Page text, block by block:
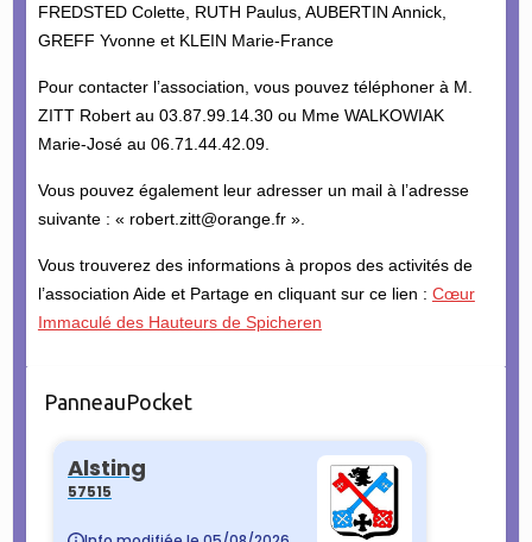
FREDSTED Colette, RUTH Paulus, AUBERTIN Annick,
GREFF Yvonne et KLEIN Marie-France
Pour contacter l’association, vous pouvez téléphoner à M.
ZITT Robert au 03.87.99.14.30 ou Mme WALKOWIAK
Marie-José au 06.71.44.42.09.
Vous pouvez également leur adresser un mail à l’adresse
suivante : « robert.zitt@orange.fr ».
Vous trouverez des informations à propos des activités de
l’association Aide et Partage en cliquant sur ce lien : Cœur
Immaculé des Hauteurs de Spicheren
PanneauPocket